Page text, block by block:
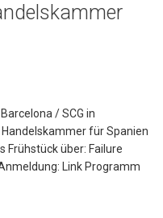
/ SCG in
für Spanien
über: Failure
Link Programm